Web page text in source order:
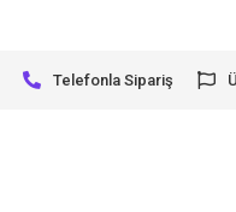
Telefonla Sipariş